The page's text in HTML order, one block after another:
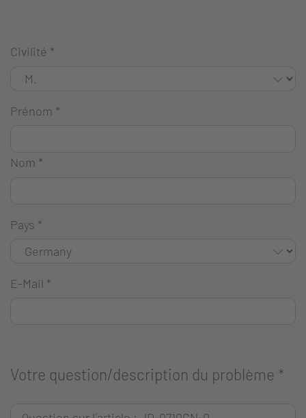
Civilité *
Prénom *
Nom *
Pays *
E-Mail *
Votre question/description du problème *